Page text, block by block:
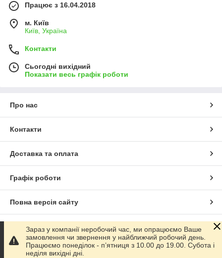
Працює з 16.04.2018
м. Київ
Київ, Україна
Контакти
Сьогодні вихідний
Показати весь графік роботи
Про нас
Контакти
Доставка та оплата
Графік роботи
Повна версія сайту
Сайт створено на маркетплейсі
Політика конфіденційності
Зараз у компанії неробочий час, ми опрацюємо Ваше
замовлення чи звернення у найближчий робочий день.
Працюємо понеділок - пʼятниця з 10.00 до 19.00. Субота і
неділя вихідні дні.